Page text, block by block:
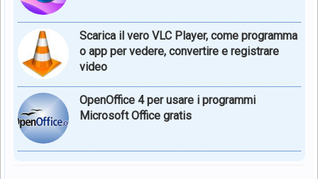
Scarica il vero VLC Player, come programma
o app per vedere, convertire e registrare
video
OpenOffice 4 per usare i programmi
Microsoft Office gratis